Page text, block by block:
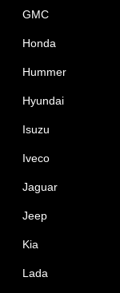
GMC
Honda
Hummer
Hyundai
Isuzu
Iveco
Jaguar
Jeep
Kia
Lada